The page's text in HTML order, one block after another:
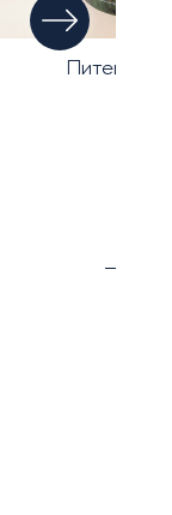
Питейный